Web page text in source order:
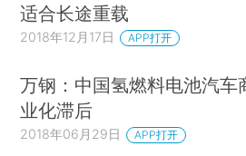
适合长途重载
2018年12月17日 APP打开
万钢：中国氢燃料电池汽车
业化滞后
2018年06月29日 APP打开